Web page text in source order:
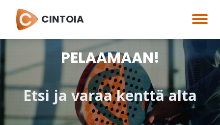
CINTOIA
PELAAMAAN!
Etsi ja varaa kenttä alta